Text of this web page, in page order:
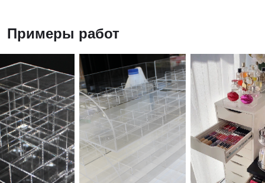
Примеры работ